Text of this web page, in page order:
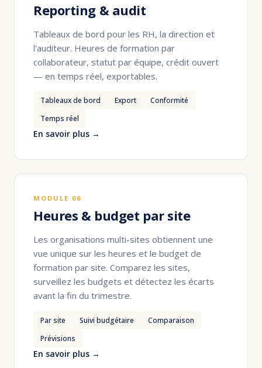
Reporting & audit
Tableaux de bord pour les RH, la direction et
l'auditeur. Heures de formation par
collaborateur, statut par équipe, crédit ouvert
— en temps réel, exportables.
Tableaux de bord Export
Conformité
Temps réel
En savoir plus →
MODULE 06
Heures & budget par site
Les organisations multi-sites obtiennent une
vue unique sur les heures et le budget de
formation par site. Comparez les sites,
surveillez les budgets et détectez les écarts
avant la fin du trimestre.
Par site Suivi budgétaire
Comparaison
Prévisions
En savoir plus →